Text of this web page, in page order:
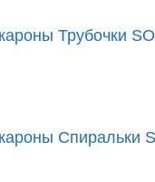
Трубочки
Спиральки